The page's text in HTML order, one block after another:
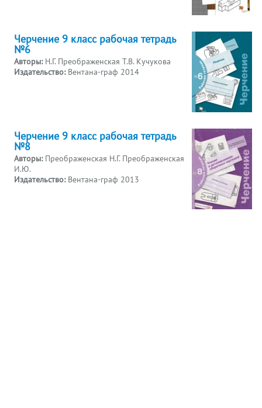
Черчение 9 класс рабочая тетрадь
№6
Авторы: Н.Г. Преображенская Т.В. Кучукова
Издательство: Вентана-граф 2014
Черчение 9 класс рабочая тетрадь
№8
Авторы: Преображенская Н.Г. Преображенская
И.Ю.
Издательство: Вентана-граф 2013